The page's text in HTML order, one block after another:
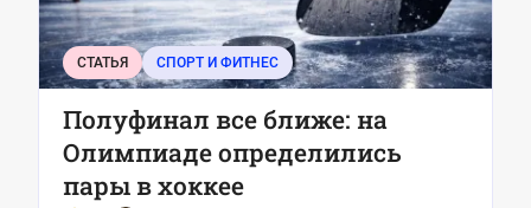
СТАТЬЯ СПОРТ И ФИТНЕС
Полуфинал все ближе: на
Олимпиаде определились
пары в хоккее